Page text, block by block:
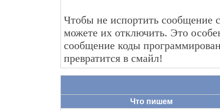
Чтобы не испортить сообщение
можете их отключить. Это
сообщение коды
превратится в смайл!
Что пишем